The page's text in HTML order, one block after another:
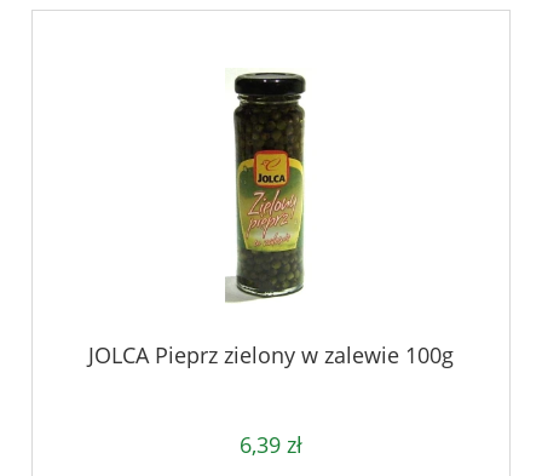
JOLCA Pieprz zielony w zalewie 100g
6,39 zł